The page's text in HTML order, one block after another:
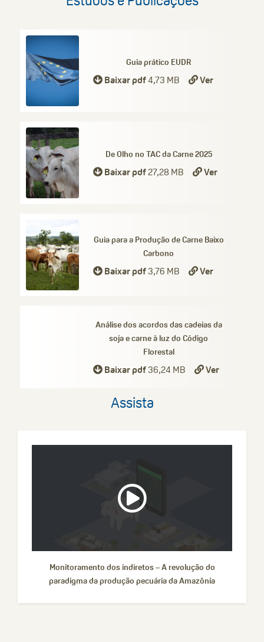
Guia prático EUDR
Baixar pdf4,73 MB Ver
De Olho no TAC da Carne 2025
Baixar pdf27,28 MB Ver
Guia para a Produção de Carne Baixo
Carbono
Baixar pdf3,76 MB Ver
Análise dos acordos das cadeias da
soja e carne à luz do Código
Florestal
Baixar pdf36,24 MB Ver
Assista
Monitoramento dos indiretos – A revolução do
paradigma da produção pecuária da Amazônia